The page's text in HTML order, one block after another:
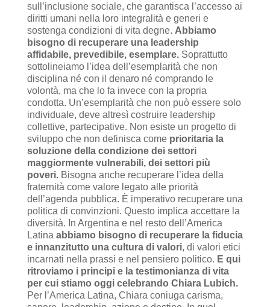
sull’inclusione sociale, che garantisca l’accesso ai
diritti umani nella loro integralità e generi e
sostenga condizioni di vita degne. Abbiamo
bisogno di recuperare una leadership
affidabile, prevedibile, esemplare.Soprattutto
sottolineiamo l’idea dell’esemplarità che non
disciplina né con il denaro né comprando le
volontà, ma che lo fa invece con la propria
condotta. Un’esemplarità che non può essere solo
individuale, deve altresì costruire leadership
collettive, partecipative. Non esiste un progetto di
sviluppo che non definisca come prioritaria la
soluzione della condizione dei settori
maggiormente vulnerabili, dei settori più
poveri.Bisogna anche recuperare l’idea della
fraternità come valore legato alle priorità
dell’agenda pubblica. È imperativo recuperare una
politica di convinzioni. Questo implica accettare la
diversità. In Argentina e nel resto dell’America
Latina abbiamo bisogno di recuperare la fiducia
e innanzitutto una cultura di valori, di valori etici
incarnati nella prassi e nel pensiero politico. E qui
ritroviamo i principi e la testimonianza di vita
per cui stiamo oggi celebrando Chiara Lubich.
Per l’America Latina, Chiara coniuga carisma,